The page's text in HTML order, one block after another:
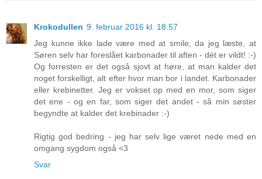
Krokodullen 9. februar 2016 kl. 18.57
Jeg kunne ikke lade være med at smile, da jeg læste, at
Søren selv har foreslået karbonader til aften - dét er vildt! :-)
Og forresten er det også sjovt at høre, at man kalder det
noget forskelligt, alt efter hvor man bor i landet. Karbonader
eller krebinetter. Jeg er vokset op med en mor, som siger
det ene - og en far, som siger det andet - så min søster
begyndte at kalder det krebinader :-)
Rigtig god bedring - jeg har selv lige været nede med en
omgang sygdom også <3
Svar